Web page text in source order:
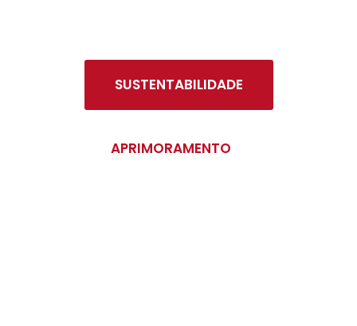
SUSTENTABILIDADE
APRIMORAMENTO